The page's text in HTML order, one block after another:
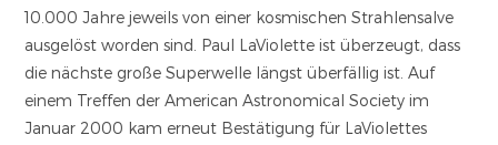
10.000 Jahre jeweils von einer kosmischen Strahlensalve
ausgelöst worden sind. Paul LaViolette ist überzeugt, dass
die nächste große Superwelle längst überfällig ist. Auf
einem Treffen der American Astronomical Society im
Januar 2000 kam erneut Bestätigung für LaViolettes